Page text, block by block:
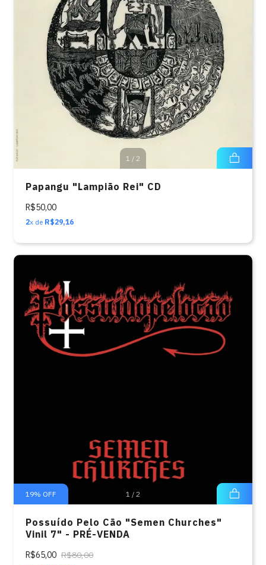
1 / 2
Papangu "Lampião Rei" CD
R$50,00
2x de R$29,16
1 / 2
19% OFF
Possuído Pelo Cão "Semen Churches"
Vinil 7" - PRÉ-VENDA
R$65,00 R$80,00